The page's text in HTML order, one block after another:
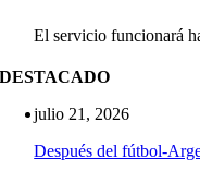
El servicio funcionará
DESTACADO
julio 21, 2026
Después del fútbol-